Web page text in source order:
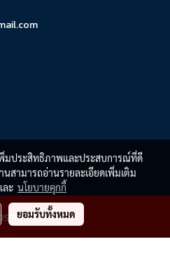
าคาสินค้า
พิ่มประสิทธิภาพและประสบการณ์ที่ดี
นสามารถอ่านรายละเอียดเพิ่มเติม
ละ นโยบายคุกกี้
ยอมรับทั้งหมด